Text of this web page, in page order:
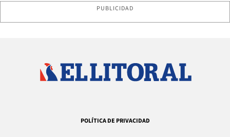
PUBLICIDAD
POLÍTICA DE PRIVACIDAD